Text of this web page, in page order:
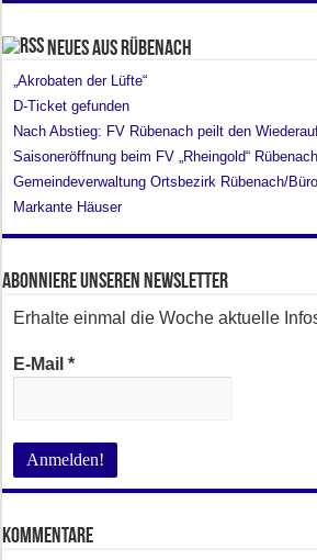
Neues aus Rübenach
„Akrobaten der Lüfte“
D-Ticket gefunden
Nach Abstieg: FV Rübenach peilt den
Saisoneröffnung beim FV „Rheingold“ Rübenach
Gemeindeverwaltung Ortsbezirk Rübenach/
Markante Häuser
Abonniere unseren Newsletter
Erhalte einmal die Woche aktuelle
E-Mail*
Kommentare